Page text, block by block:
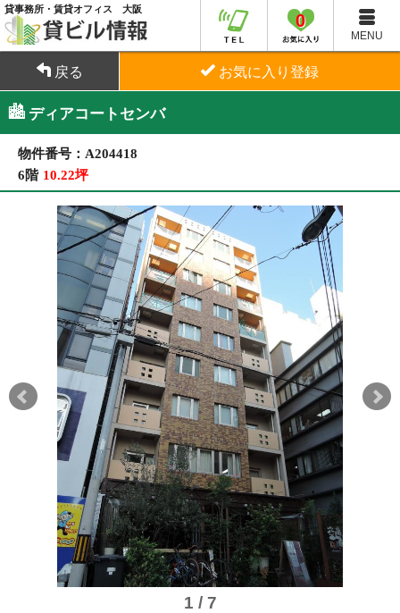
貸事務所・賃貸オフィス 大阪
MENU
0
戻る お気に入り登録
ディアコートセンバ
物件番号：A204418
6階 10.22坪
1 / 7